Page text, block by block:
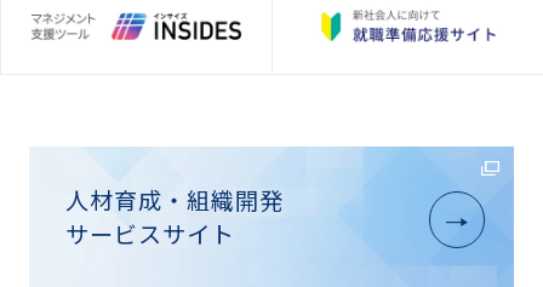
人材育成・組織開発
サービスサイト